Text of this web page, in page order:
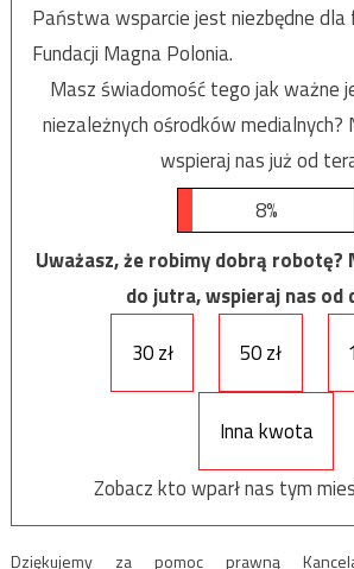
Państwa wsparcie jest niezbędne dla
Fundacji Magna Polonia.
Masz świadomość tego jak ważne
niezależnych ośrodków medialnych?
wspieraj nas już od
8%
Uważasz, że robimy dobrą robotę?
do jutra, wspieraj nas od
30 zł
50 zł
Inna kwota
Zobacz kto wparł nas tym
Dziękujemy za pomoc prawną